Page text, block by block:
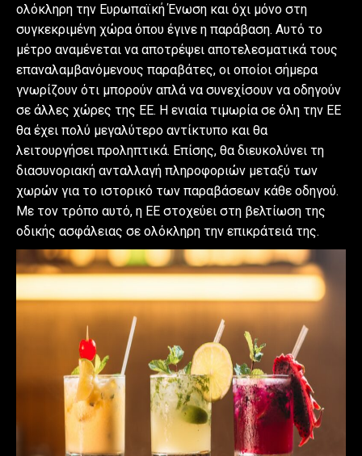
ολόκληρη την Ευρωπαϊκή Ένωση και όχι μόνο στη
συγκεκριμένη χώρα όπου έγινε η παράβαση. Αυτό το
μέτρο αναμένεται να αποτρέψει αποτελεσματικά τους
επαναλαμβανόμενους παραβάτες, οι οποίοι σήμερα
γνωρίζουν ότι μπορούν απλά να συνεχίσουν να οδηγούν
σε άλλες χώρες της ΕΕ. Η ενιαία τιμωρία σε όλη την ΕΕ
θα έχει πολύ μεγαλύτερο αντίκτυπο και θα
λειτουργήσει προληπτικά. Επίσης, θα διευκολύνει τη
διασυνοριακή ανταλλαγή πληροφοριών μεταξύ των
χωρών για το ιστορικό των παραβάσεων κάθε οδηγού.
Με τον τρόπο αυτό, η ΕΕ στοχεύει στη βελτίωση της
οδικής ασφάλειας σε ολόκληρη την επικράτειά της.